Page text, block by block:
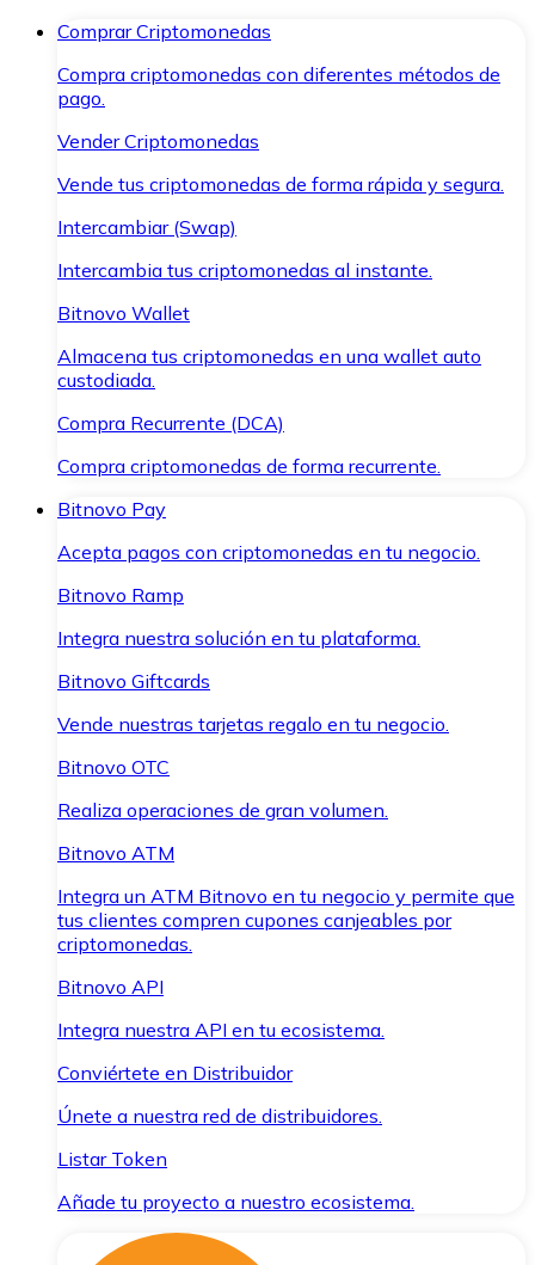
Comprar Criptomonedas
Compra criptomonedas con diferentes métodos de
pago.
Vender Criptomonedas
Vende tus criptomonedas de forma rápida y segura.
Intercambiar (Swap)
Intercambia tus criptomonedas al instante.
Bitnovo Wallet
Almacena tus criptomonedas en una wallet auto
custodiada.
Compra Recurrente (DCA)
Compra criptomonedas de forma recurrente.
Bitnovo Pay
Acepta pagos con criptomonedas en tu negocio.
Bitnovo Ramp
Integra nuestra solución en tu plataforma.
Bitnovo Giftcards
Vende nuestras tarjetas regalo en tu negocio.
Bitnovo OTC
Realiza operaciones de gran volumen.
Bitnovo ATM
Integra un ATM Bitnovo en tu negocio y permite que
tus clientes compren cupones canjeables por
criptomonedas.
Bitnovo API
Integra nuestra API en tu ecosistema.
Conviértete en Distribuidor
Únete a nuestra red de distribuidores.
Listar Token
Añade tu proyecto a nuestro ecosistema.